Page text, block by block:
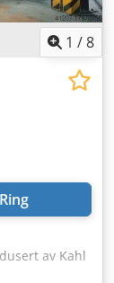
1 /8
Ring
av Kahl
med